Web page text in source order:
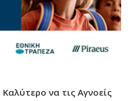
να τις Αγνοείς